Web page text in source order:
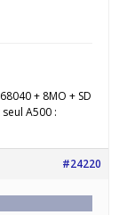
+ 8MO + SD
A500 :
#24220